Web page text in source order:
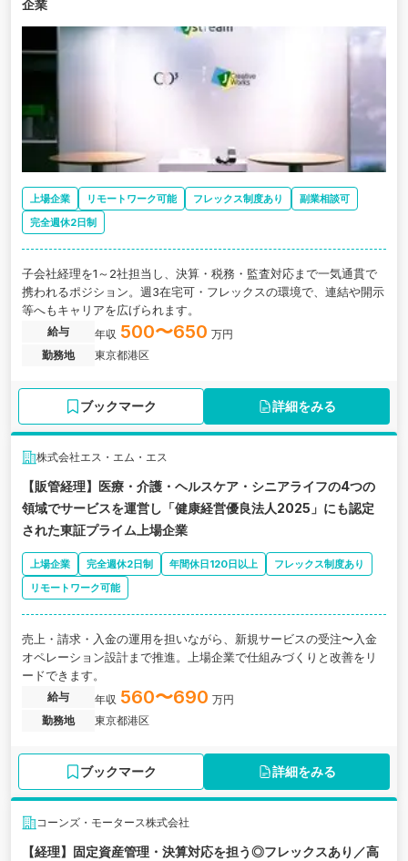
企業
上場企業 リモートワーク可能 フレックス制度あり
副業相談可
完全週休2日制
子会社経理を1～2社担当し、決算・税務・監査対応まで一気通貫で
携われるポジション。週3在宅可・フレックスの環境で、連結や開示
等へもキャリアを広げられます。
給与 年収 500〜650 万円
勤務地
東京都港区
ブックマーク 詳細をみる
株式会社エス・エム・エス
【販管経理】医療・介護・ヘルスケア・シニアライフの4つの
領域でサービスを運営し「健康経営優良法人2025」にも認定
された東証プライム上場企業
上場企業 完全週休2日制 年間休日120日以上
フレックス制度あり
リモートワーク可能
売上・請求・入金の運用を担いながら、新規サービスの受注〜入金
オペレーション設計まで推進。上場企業で仕組みづくりと改善をリ
ードできます。
給与 年収 560〜690 万円
勤務地
東京都港区
ブックマーク 詳細をみる
コーンズ・モータース株式会社
【経理】固定資産管理・決算対応を担う◎フレックスあり／高